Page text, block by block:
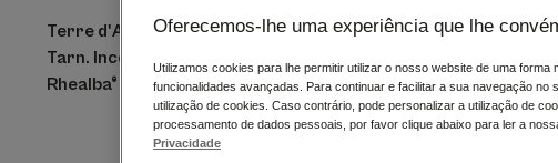
Terre d'Avoine, a Terra da Aveia, é o local emblemático da A-
Tarn. Incorpora o fornecimento de conhecimentos
Rhealba® até à pele.
Oferecemos-lhe uma experiência que lhe
Utilizamos cookies para lhe permitir utilizar o nosso website de uma forma
funcionalidades avançadas. Para continuar e facilitar a sua navegação no
utilização de cookies. Caso contrário, pode personalizar a utilização de
processamento de dados pessoais, por favor clique abaixo para ler a
Privacidade